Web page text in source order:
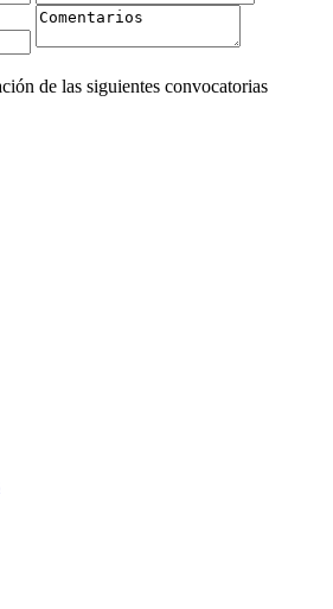
de las siguientes convocatorias